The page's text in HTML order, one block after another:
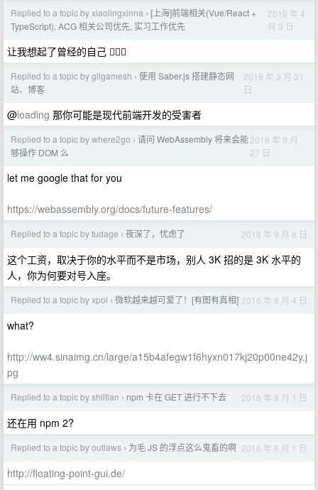
Replied to a topic by xiaolingxinna › [上海]前端相关(Vue/React +
TypeScript), ACG 相关公司优先, 实习工作优先
2019 年 4
月 3 日
让我想起了曾经的自己 💁🏼‍♀️
Replied to a topic by gilgamesh › 使用 Saber.js 搭建静态网
站、博客
2019 年 3 月 31
日
@loading 那你可能是现代前端开发的受害者
Replied to a topic by where2go › 请问 WebAssembly 将来会能
够操作 DOM 么
2018 年 9 月
27 日
let me google that for you
https://webassembly.org/docs/future-features/
Replied to a topic by tudage › 夜深了，忧虑了 2018 年 9 月 8 日
这个工资，取决于你的水平而不是市场，别人 3K 招的是 3K 水平的
人，你为何要对号入座。
Replied to a topic by xpol › 微软越来越可爱了！[有图有真相] 2016 年 8 月 4 日
what?
http://ww4.sinaimg.cn/large/a15b4afegw1f6hyxn017kj20p00ne42y.j
pg
Replied to a topic by shiltian › npm 卡在 GET 进行不下去 2016 年 8 月 1 日
还在用 npm 2?
Replied to a topic by outlaws › 为毛 JS 的浮点这么鬼畜的啊 2016 年 8 月 1 日
http://floating-point-gui.de/